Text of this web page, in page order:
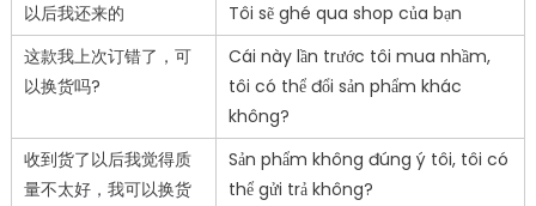
以后我还来的
Tôi sẽ ghé qua shop của bạn
这款我上次订错了，可
以换货吗?
Cái này lần trước tôi mua nhầm,
tôi có thể đổi sản phẩm khác
không?
收到货了以后我觉得质
量不太好，我可以换货
Sản phẩm không đúng ý tôi, tôi có
thể gửi trả không?